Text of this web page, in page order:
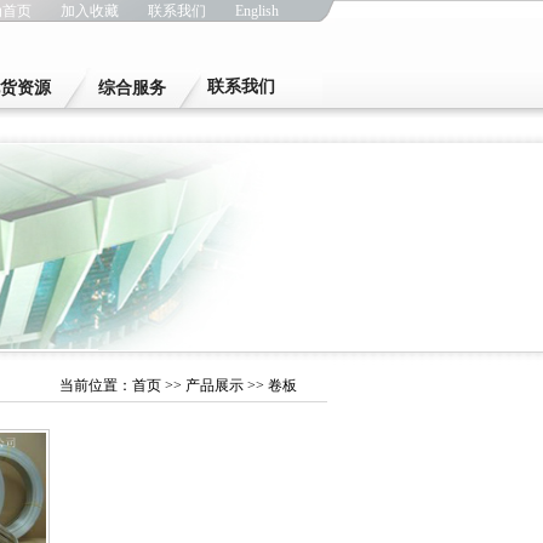
页 加入收藏 联系我们 English
资源 综合服务 联系我们
当前位置： 首页 >> 产品展示 >> 卷板